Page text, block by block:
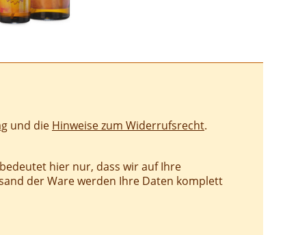
und die Hinweise zum Widerrufsrecht.
hier nur, dass wir auf Ihre
der Ware werden Ihre Daten komplett